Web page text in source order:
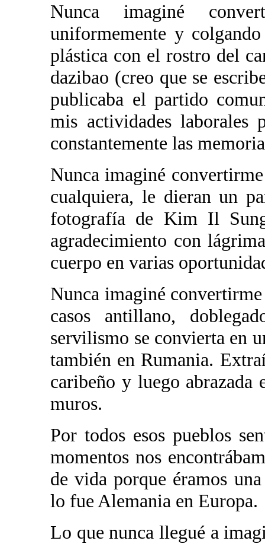
Nunca imaginé
uniformemente y
plástica con el rostro del
dazibao (creo que se
publicaba el partido
mis actividades laborales
constantemente las
Nunca imaginé
cualquiera, le dieran un
fotografía de Kim Il
agradecimiento con
cuerpo en varias
Nunca imaginé
casos antillano,
servilismo se convierta en
también en Rumania.
caribeño y luego abrazada
muros.
Por todos esos pueblos
momentos nos
de vida porque éramos
lo fue Alemania en Europa.
Lo que nunca llegué a